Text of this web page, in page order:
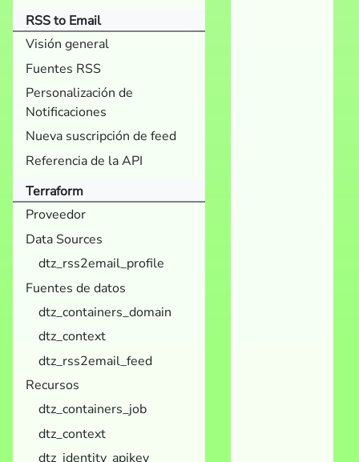
RSS to Email
Visión general
Fuentes RSS
Personalización de
Notificaciones
Nueva suscripción de feed
Referencia de la API
Terraform
Proveedor
Data Sources
dtz_rss2email_profile
Fuentes de datos
dtz_containers_domain
dtz_context
dtz_rss2email_feed
Recursos
dtz_containers_job
dtz_context
dtz_identity_apikey